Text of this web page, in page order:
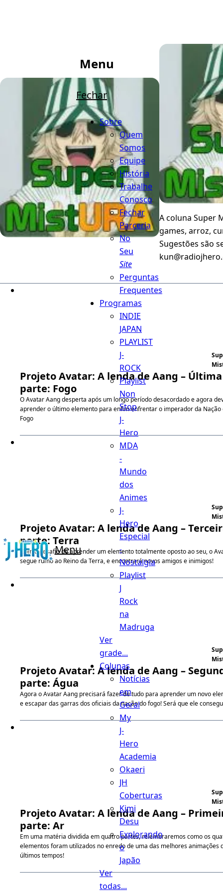
Menu
Menu
Fechar
Sobre
Quem
Somos
Equipe
História
Trabalhe
Conosco
Fechar
Parceria
No
Seu
Site
Perguntas
Frequentes
Programas
INDIE
JAPAN
PLAYLIST
J-
ROCK
Playlist
Non
Stop
J-
Hero
MDA
-
Mundo
dos
Animes
J-
Hero
Especial
-
Nostalgia
Playlist
J
Rock
na
Madruga
Ver
grade...
Colunas
Notícias
em
Geral
My
J-
Hero
Academia
Okaeri
JH
Coberturas
Kimi
Desu
Explorando
o
Japão
Ver
todas...
A coluna Super
games, arroz,
Sugestões são
Projeto Avatar: A lenda de Aang – Última
parte: Fogo
O Avatar Aang desperta após um longo período desacordado e agora
aprender o último elemento para enfim enfrentar o imperador da Nação
Fogo
Projeto Avatar: A lenda de Aang –
parte: Terra
Com o desafio de aprender um elemento totalmente oposto ao seu, o
segue rumo ao Reino da Terra, e encontrará novos amigos e inimigos!
Projeto Avatar: A lenda de Aang –
parte: Água
Agora o Avatar Aang precisará fazer de tudo para aprender um novo
e escapar das garras dos oficiais da nação do fogo! Será que ele
Projeto Avatar: A lenda de Aang –
parte: Ar
Em uma matéria dividida em quatro partes, relembraremos como os
elementos foram utilizados no enredo de uma das melhores animações
últimos tempos!